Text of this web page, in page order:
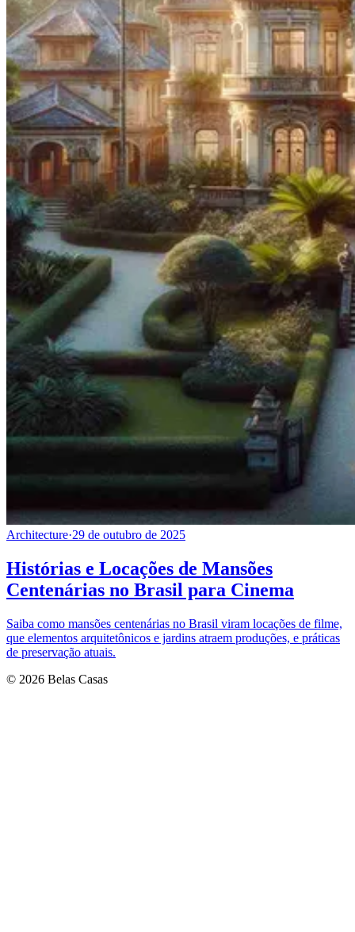
Architecture·29 de outubro de 2025
Histórias e Locações de Mansões
Centenárias no Brasil para Cinema
Saiba como mansões centenárias no Brasil viram locações de filme,
que elementos arquitetônicos e jardins atraem produções, e práticas
de preservação atuais.
© 2026 Belas Casas